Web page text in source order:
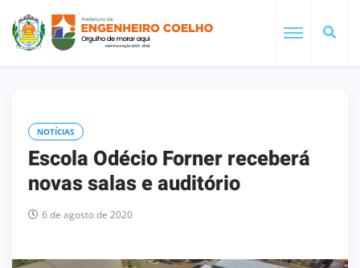
NOTÍCIAS
Escola Odécio Forner receberá
novas salas e auditório
6 de agosto de 2020